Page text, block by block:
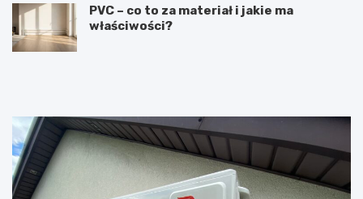
PVC – co to za materiał i jakie ma
właściwości?
R
o
w
a
n
i
L
k
a
c
z
o